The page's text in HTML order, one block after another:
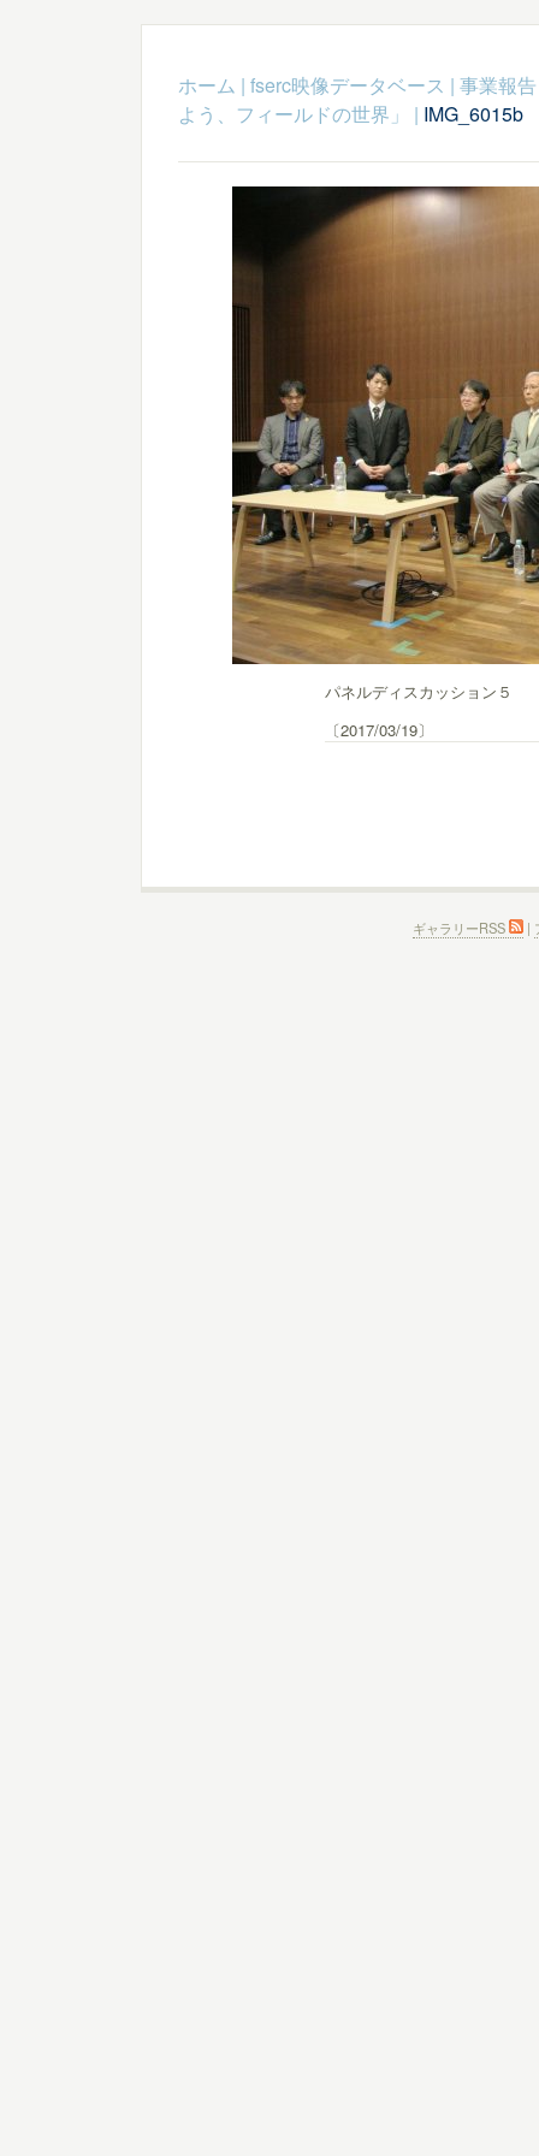
ホーム | fserc映像データベース | 事業報告
よう、フィールドの世界」
| IMG_6015b
パネルディスカッション５
〔2017/03/19〕
ギャラリーRSS |